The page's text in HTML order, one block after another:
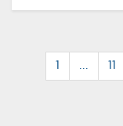
1 ... 11